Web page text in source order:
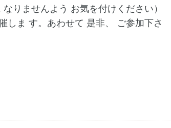
りませんよう お気を付けください）
しま す。あわせて 是非、 ご参加下さ